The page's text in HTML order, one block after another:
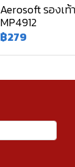
Aerosoft รองเท้
MP4912
฿279